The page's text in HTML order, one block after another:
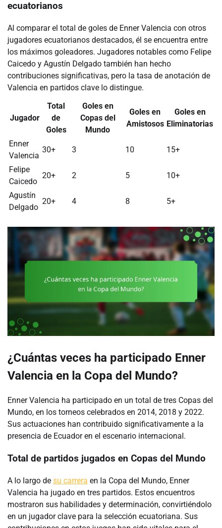
ecuatorianos
Al comparar el total de goles de Enner Valencia con otros
jugadores ecuatorianos destacados, él se encuentra entre
los máximos goleadores. Jugadores notables como Felipe
Caicedo y Agustín Delgado también han hecho
contribuciones significativas, pero la tasa de anotación de
Valencia en partidos clave lo distingue.
Jugador
Total
de
Goles
Goles en
Copas del
Mundo
Goles en
Amistosos
Goles en
Eliminatorias
Enner
Valencia
30+ 3 10 15+
Felipe
Caicedo
20+ 2 5 10+
Agustín
Delgado
20+ 4 8 5+
¿Cuántas veces ha participado Enner
Valencia en la Copa del Mundo?
Enner Valencia ha participado en un total de tres Copas del
Mundo, en los torneos celebrados en 2014, 2018 y 2022.
Sus actuaciones han contribuido significativamente a la
presencia de Ecuador en el escenario internacional.
Total de partidos jugados en Copas del Mundo
A lo largo de su carrera en la Copa del Mundo, Enner
Valencia ha jugado en tres partidos. Estos encuentros
mostraron sus habilidades y determinación, convirtiéndolo
en un jugador clave para la selección ecuatoriana. Sus